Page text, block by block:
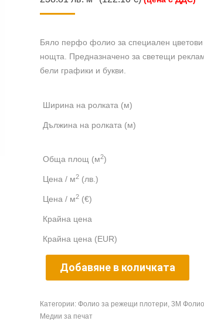
Бяло перфо фолио за специален
нощта. Предназначено за светещи
бели графики и букви.
Ширина на ролката (м)
Дължина на ролката (м)
Обща площ (м2)
Цена / м2(лв.)
Цена / м2(€)
Крайна цена
Крайна цена (EUR)
Добавяне в количката
Категории: Фолио за режещи плотери, 3M
Медии за печат